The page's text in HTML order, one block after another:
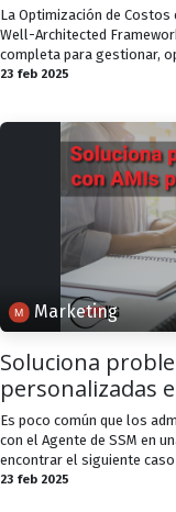
La Optimización de
Well-Architected
completa para gestionar,
23 feb 2025
Marketing
Soluciona
personalizadas
Es poco común que los
con el Agente de SSM en
encontrar el siguiente caso
23 feb 2025